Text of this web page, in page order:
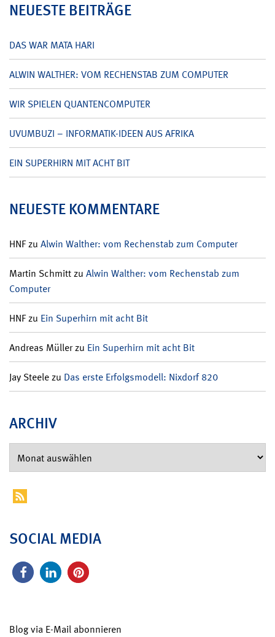
NEUESTE BEITRÄGE
DAS WAR MATA HARI
ALWIN WALTHER: VOM RECHENSTAB ZUM COMPUTER
WIR SPIELEN QUANTENCOMPUTER
UVUMBUZI – INFORMATIK-IDEEN AUS AFRIKA
EIN SUPERHIRN MIT ACHT BIT
NEUESTE KOMMENTARE
HNFzu Alwin Walther: vom Rechenstab zum Computer
Martin Schmittzu Alwin Walther: vom Rechenstab zum
Computer
HNFzu Ein Superhirn mit acht Bit
Andreas Müllerzu Ein Superhirn mit acht Bit
Jay Steelezu Das erste Erfolgsmodell: Nixdorf 820
ARCHIV
SOCIAL MEDIA
Blog via E-Mail abonnieren